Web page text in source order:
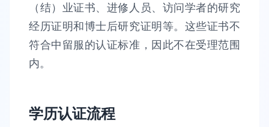
（结）业证书、进修人员、访问学者的研究
经历证明和博士后研究证明等。这些证书不
符合中留服的认证标准，因此不在受理范围
内。
学历认证流程